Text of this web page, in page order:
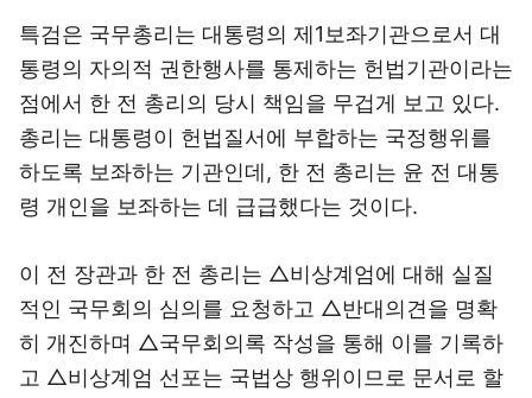
특검은 국무총리는 대통령의 제1보좌기관으로서 대
통령의 자의적 권한행사를 통제하는 헌법기관이라는
점에서 한 전 총리의 당시 책임을 무겁게 보고 있다.
총리는 대통령이 헌법질서에 부합하는 국정행위를
하도록 보좌하는 기관인데, 한 전 총리는 윤 전 대통
령 개인을 보좌하는 데 급급했다는 것이다.
이 전 장관과 한 전 총리는 △비상계엄에 대해 실질
적인 국무회의 심의를 요청하고 △반대의견을 명확
히 개진하며 △국무회의록 작성을 통해 이를 기록하
고 △비상계엄 선포는 국법상 행위이므로 문서로 할